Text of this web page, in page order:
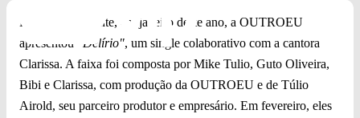
Mais recentemente, em janeiro deste ano, a OUTROEU
apresentou
"Delírio", um single colaborativo com a cantora
Clarissa. A faixa foi composta por Mike Tulio, Guto Oliveira,
Bibi e Clarissa, com produção da OUTROEU e de Túlio
Airold, seu parceiro produtor e empresário. Em fevereiro, eles